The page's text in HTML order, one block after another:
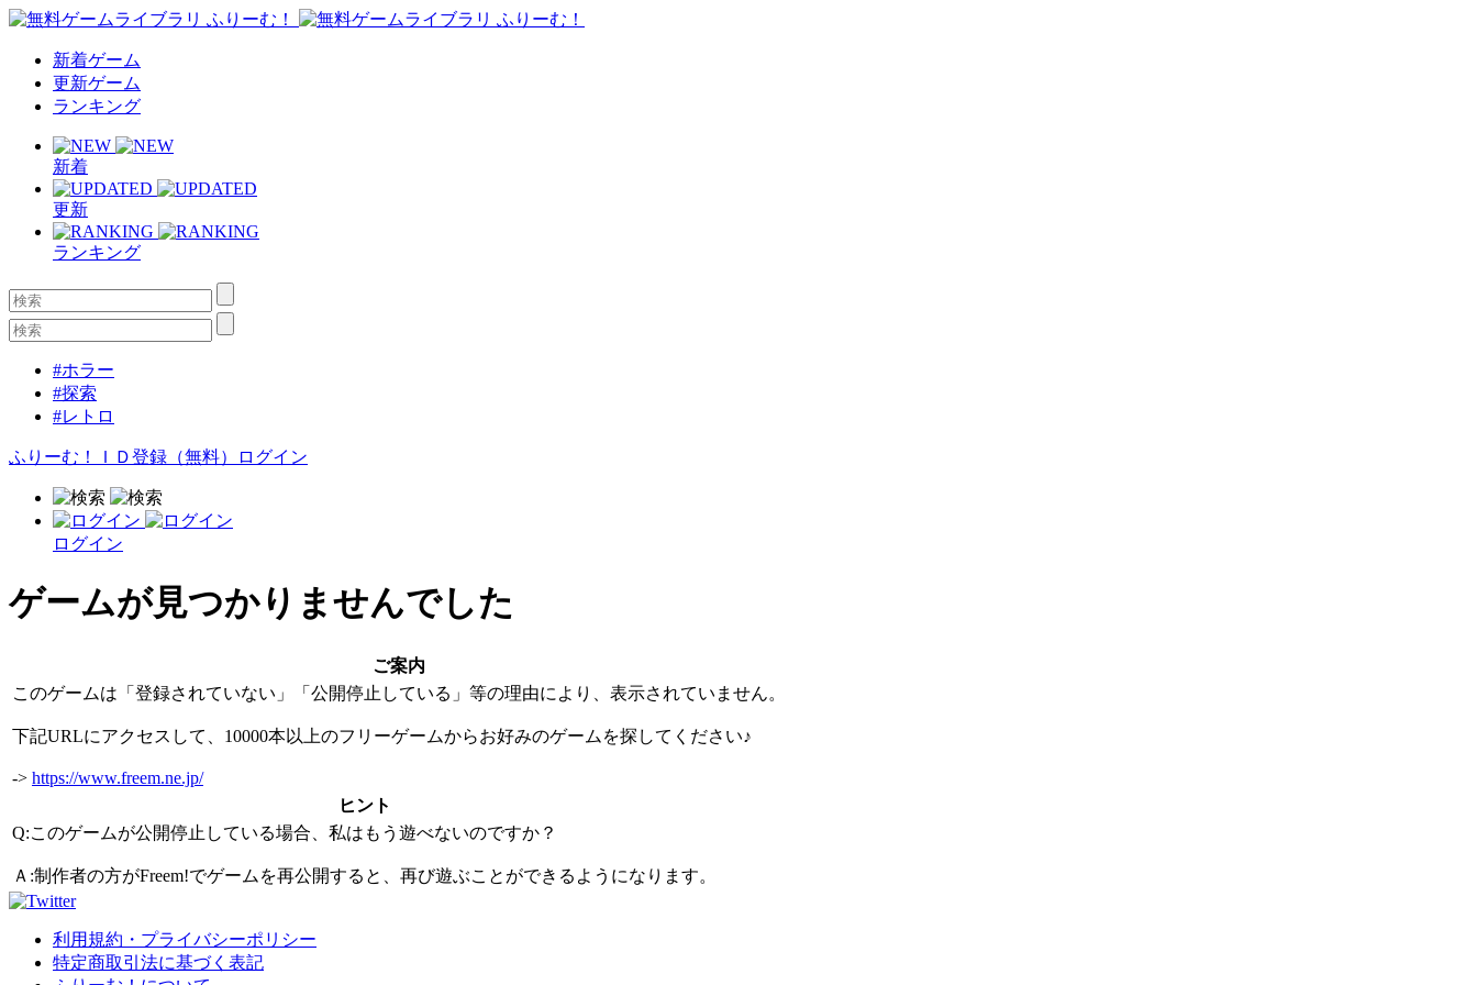
新着ゲーム
更新ゲーム
ランキング
新着
更新
ランキング
#ホラー
#探索
#レトロ
ふりーむ！ＩＤ登録（無料） ログイン
ログイン
ゲームが見つかりませんでした
ご案内
このゲームは「登録されていない」「公開停止している」等の理由により、表示されていません。
下記URLにアクセスして、10000本以上のフリーゲームからお好みのゲームを探してください♪
-> https://www.freem.ne.jp/
ヒント
Q:このゲームが公開停止している場合、私はもう遊べないのですか？
Ａ:制作者の方がFreem!でゲームを再公開すると、再び遊ぶことができるようになります。
利用規約・プライバシーポリシー
特定商取引法に基づく表記